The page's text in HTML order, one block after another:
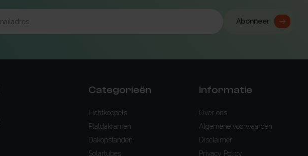
Abonneer
Categorieën
Lichtkoepels
Platdakramen
Dakopstanden
Solartubes
Informatie
Over ons
Algemene voorwaarden
Disclaimer
Privacy Policy